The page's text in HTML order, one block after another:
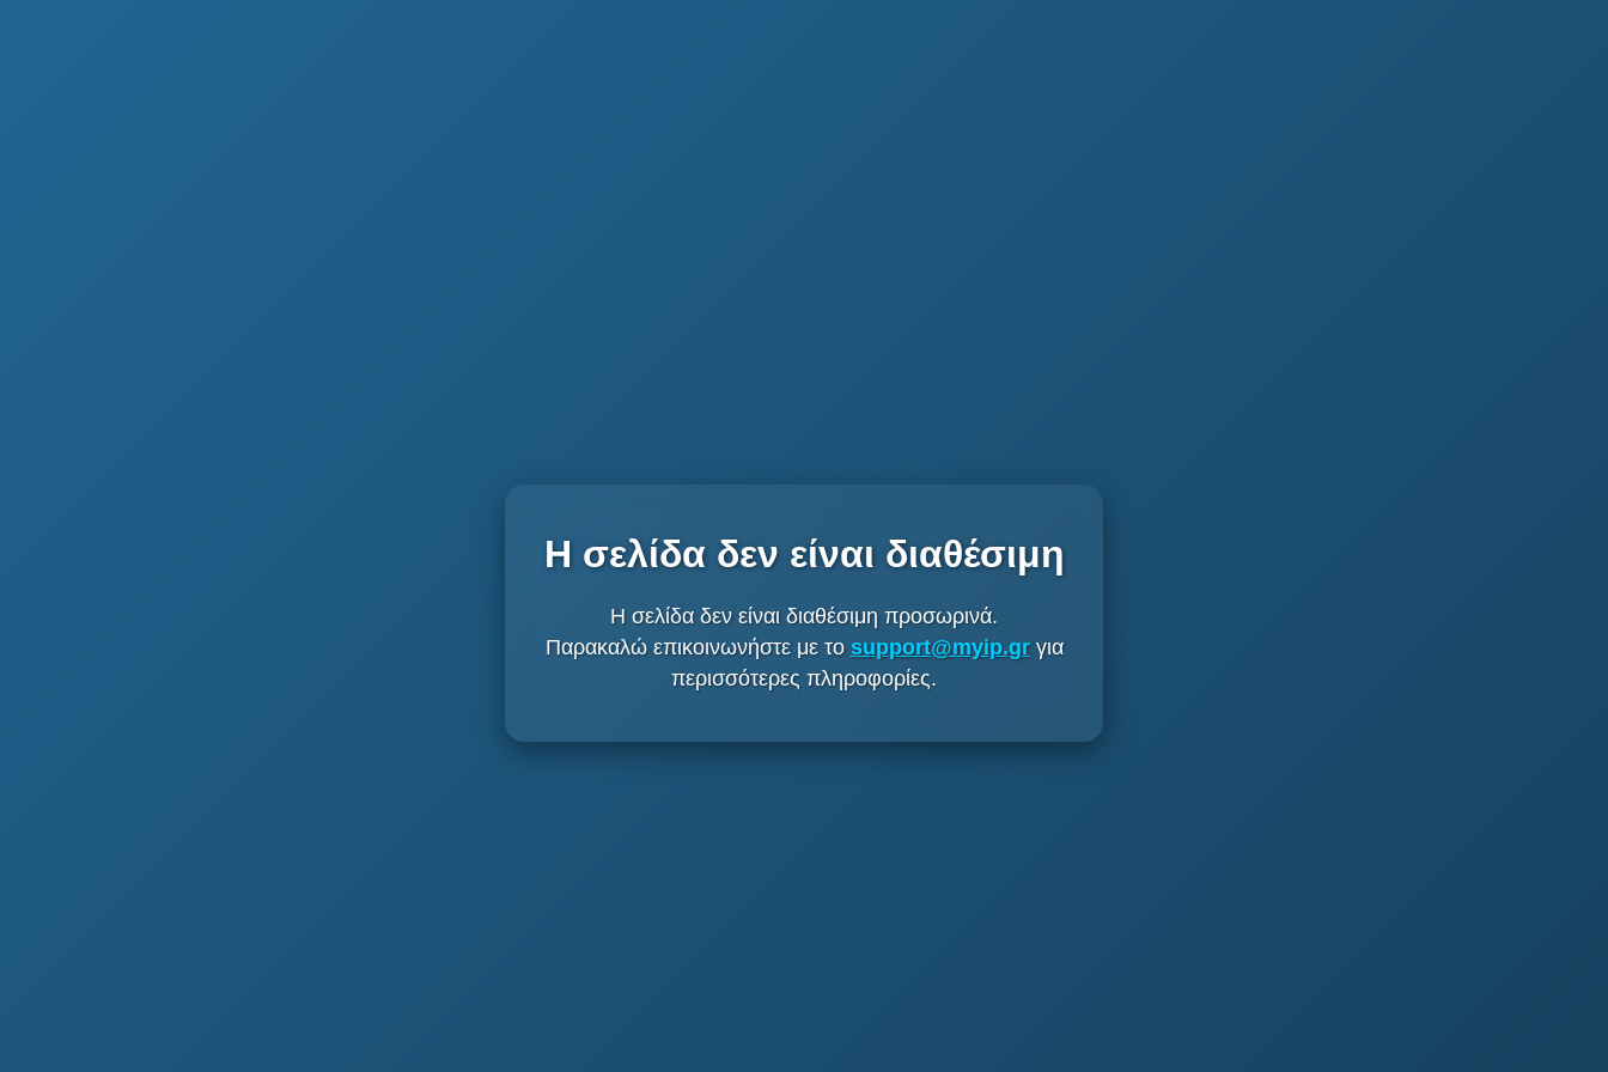
Η σελίδα δεν είναι διαθέσιμη
Η σελίδα δεν είναι διαθέσιμη προσωρινά.
Παρακαλώ επικοινωνήστε με το support@myip.grγια
περισσότερες πληροφορίες.